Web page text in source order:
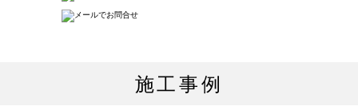
施工事例